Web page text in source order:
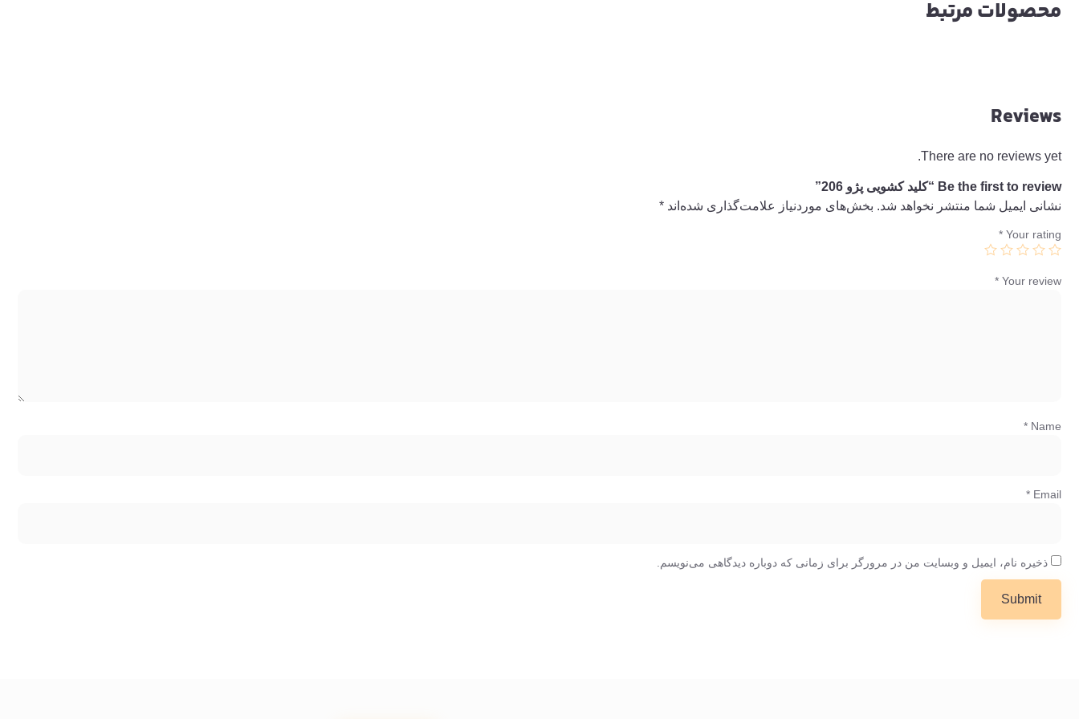
محصولات مرتبط
Reviews
There are no reviews yet.
Be the first to review “کلید کشویی پژو 206”
نشانی ایمیل شما منتشر نخواهد شد. بخش‌های موردنیاز علامت‌گذاری شده‌اند *
Your rating
*
Your review
*
Name
*
Email
*
ذخیره نام، ایمیل و وبسایت من در مرورگر برای زمانی که دوباره دیدگاهی می‌نویسم.